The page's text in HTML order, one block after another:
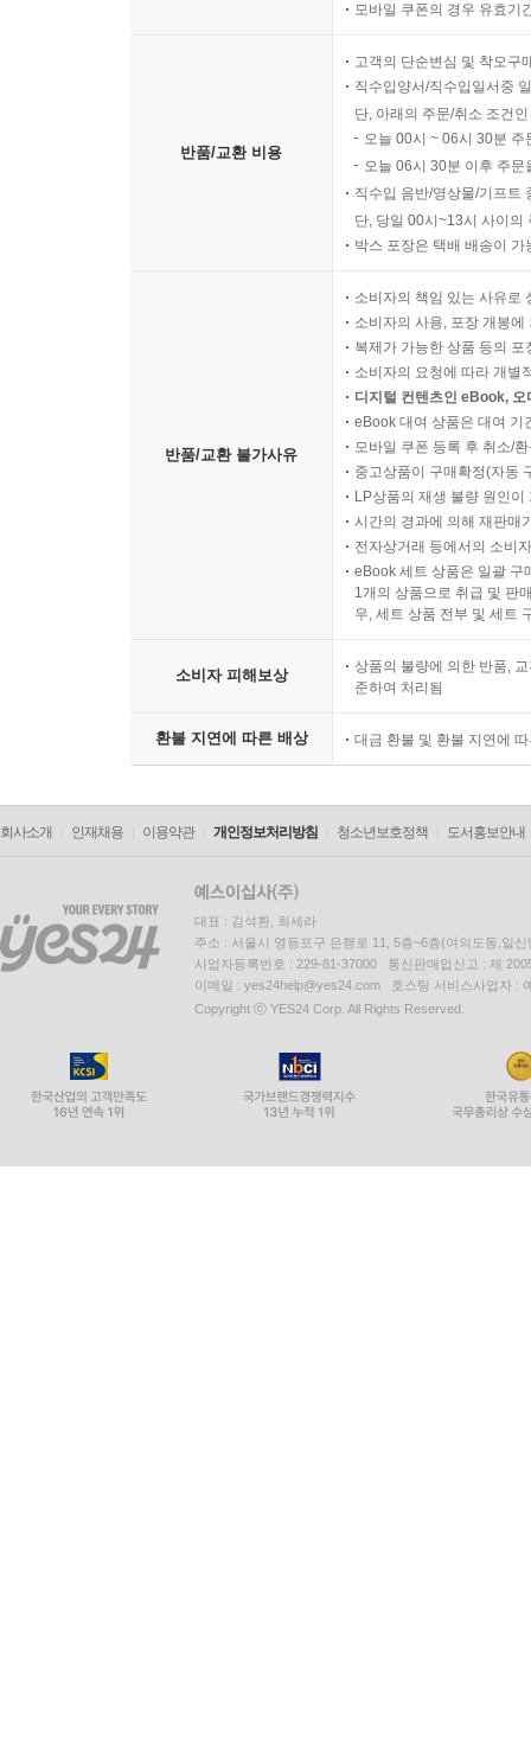
모바일 쿠폰의 경우 유효기
반품/교환 비용
고객의 단순변심 및 착오구
직수입양서/직수입일서중
단, 아래의 주문/취소 조건
오늘 00시 ~ 06시 30분
오늘 06시 30분 이후 주
직수입 음반/영상물/기프트
단, 당일 00시~13시 사이의
박스 포장은 택배 배송이
반품/교환 불가사유
소비자의 책임 있는 사유로
소비자의 사용, 포장 개봉
복제가 가능한 상품 등의
소비자의 요청에 따라 개별
디지털 컨텐츠인 eBook,
eBook 대여 상품은 대여 기
모바일 쿠폰 등록 후 취소/
중고상품이 구매확정(자동
LP상품의 재생 불량 원인
시간의 경과에 의해 재판매
전자상거래 등에서의 소비
eBook 세트 상품은 일괄 구
1개의 상품으로 취급 및 판
우, 세트 상품 전부 및 세트
소비자 피해보상
상품의 불량에 의한 반품,
준하여 처리됨
환불 지연에 따른 배상 대금 환불 및 환불 지연에
회사소개 인재채용 이용약관 개인정보처리방침 청소년보호정책 도서홍보안내
대표 : 김석환, 최세라
주소 : 서울시 영등포구 은행로 11, 5층~6층(여의도동,일신
사업자등록번호 : 229-81-37000 통신판매업신고 : 제
이메일 : yes24help@yes24.com 호스팅 서비스사업자 :
Copyright ⓒ YES24 Corp. All Rights Reserved.